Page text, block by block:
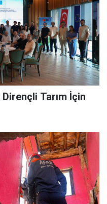
Tarım İçin